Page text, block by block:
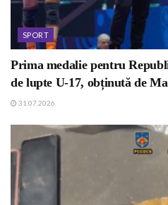
SPORT
Prima medalie pentru
de lupte U-17, obținută de
31.07.2026